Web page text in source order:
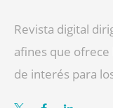
Revista digital
afines que ofrece
de interés para